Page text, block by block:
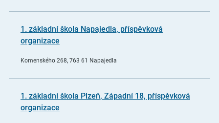
1. základní škola Napajedla, příspěvková
organizace
Komenského 268, 763 61 Napajedla
1. základní škola Plzeň, Západní 18, příspěvková
organizace